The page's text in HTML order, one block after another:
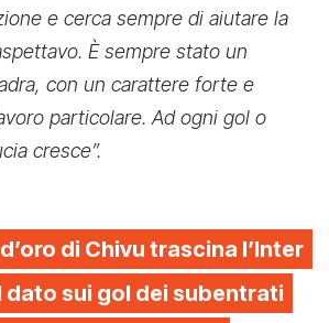
e cerca sempre di aiutare la
È sempre stato un
con un carattere forte e
particolare. Ad ogni gol o
cresce”.
di Chivu trascina l’Inter
dato sui gol dei subentrati